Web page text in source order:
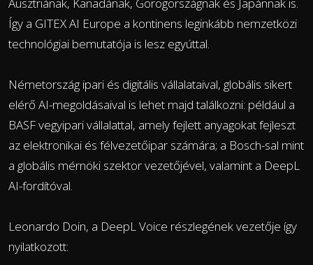
Ausztriának, Kanadának, Görögországnak és Japánnak is.
Így a GITEX AI Europe a kontinens leginkább nemzetközi
technológiai bemutatója is lesz egyúttal.
Németország ipari és digitális vállalataival, globális sikert
elérő AI-megoldásaival is lehet majd találkozni: például a
BASF vegyipari vállalattal, amely fejlett anyagokat fejleszt
az elektronikai és félvezetőipar számára; a Bosch-sal mint
a globális mérnöki szektor vezetőjével, valamint a DeepL
AI-fordítóval.
Leonardo Doin, a DeepL Voice részlegének vezetője így
nyilatkozott: